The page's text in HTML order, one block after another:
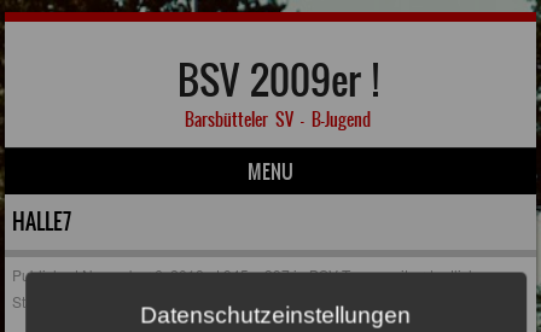
BSV 2009er !
Barsbütteler SV – B-Jugend
MENU
Skip to content
HALLE7
PublishedNovember 6, 2018at945 × 397inBSV-Teams mit ordentlichem
Start in die Hallensaison
Datenschutzeinstellungen